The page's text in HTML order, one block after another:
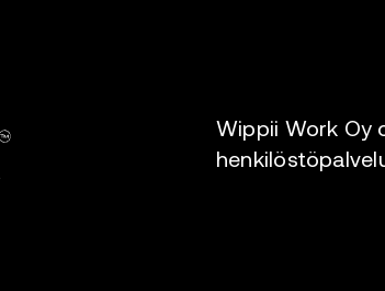
Wippii Work Oy